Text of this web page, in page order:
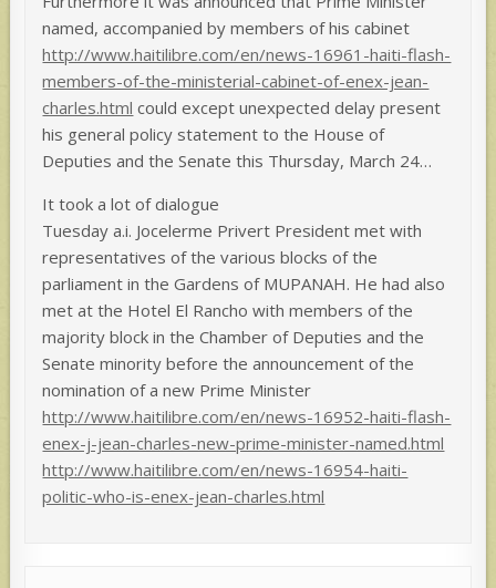
named, accompanied by members of his cabinet
http://www.haitilibre.com/en/news-16961-haiti-flash-
members-of-the-ministerial-cabinet-of-enex-jean-
charles.html could except unexpected delay present
his general policy statement to the House of
Deputies and the Senate this Thursday, March 24…
It took a lot of dialogue
Tuesday a.i. Jocelerme Privert President met with
representatives of the various blocks of the
parliament in the Gardens of MUPANAH. He had also
met at the Hotel El Rancho with members of the
majority block in the Chamber of Deputies and the
Senate minority before the announcement of the
nomination of a new Prime Minister
http://www.haitilibre.com/en/news-16952-haiti-flash-
enex-j-jean-charles-new-prime-minister-named.html
http://www.haitilibre.com/en/news-16954-haiti-
politic-who-is-enex-jean-charles.html